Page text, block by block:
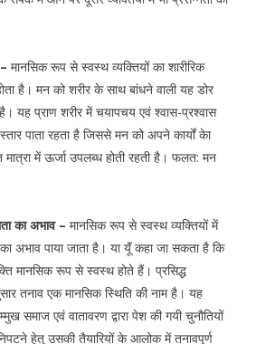
मानसिक रूप से स्वस्थ व्यक्तियों का शारीरिक
है। मन को शरीर के साथ बांधने वाली यह डोर
है। यह प्राण शरीर में चयापचय एवं श्वास-प्रश्वास
पाता रहता है जिससे मन को अपने कार्यों केा
मात्रा में ऊर्जा उपलब्ध होती रहती है। फलत: मन
का अभाव – मानसिक रूप से स्वस्थ व्यक्तियों में
अभाव पाया जाता है। या यॅूं कहा जा सकता है कि
मानसिक रूप से स्वस्थ होते हैं। प्रसिद्ध
तनाव एक मानसिक स्थिति की नाम है। यह
समाज एवं वातावरण द्वारा पेश की गयी चुनौतियों
हेतु उसकी तैयारियों के आलोक में तनावपूर्ण